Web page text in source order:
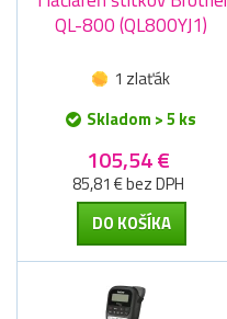
QL-800 (QL800YJ1)
1 zlaťák
Skladom > 5 ks
105,54 €
85,81 € bez DPH
DO KOŠÍKA